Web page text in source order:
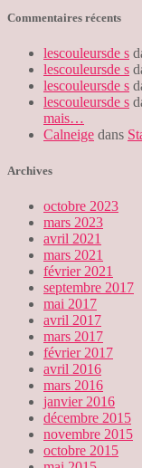
Commentaires récents
lescouleursde s
lescouleursde s
lescouleursde s
lescouleursde s
mais…
Calneige dans
Archives
octobre 2023
mars 2023
avril 2021
mars 2021
février 2021
septembre 2017
mai 2017
avril 2017
mars 2017
février 2017
avril 2016
mars 2016
janvier 2016
décembre 2015
novembre 2015
octobre 2015